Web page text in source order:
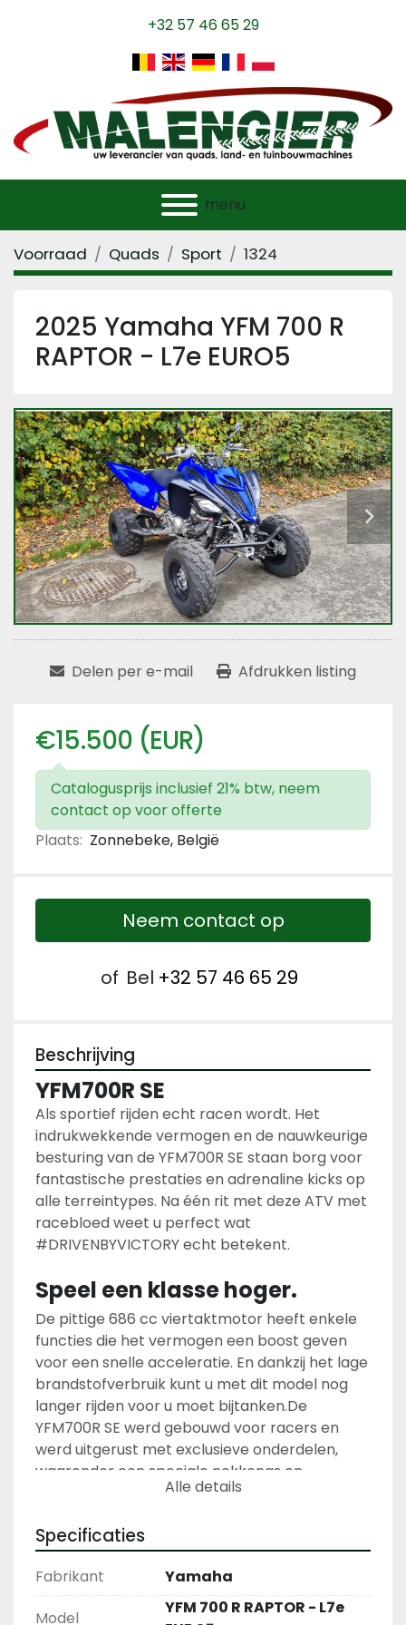
+32 57 46 65 29
menu
Voorraad Quads Sport 1324
2025 Yamaha YFM 700 R
RAPTOR - L7e EURO5
Delen per e-mail Afdrukken listing
€15.500 (EUR)
Catalogusprijs inclusief 21% btw, neem
contact op voor offerte
Plaats: Zonnebeke, België
Neem contact op
of Bel +32 57 46 65 29
Beschrijving
YFM700R SE
Als sportief rijden echt racen wordt. Het
indrukwekkende vermogen en de nauwkeurige
besturing van de YFM700R SE staan borg voor
fantastische prestaties en adrenaline kicks op
alle terreintypes. Na één rit met deze ATV met
racebloed weet u perfect wat
#DRIVENBYVICTORY echt betekent.
Speel een klasse hoger.
De pittige 686 cc viertaktmotor heeft enkele
functies die het vermogen een boost geven
voor een snelle acceleratie. En dankzij het lage
brandstofverbruik kunt u met dit model nog
langer rijden voor u moet bijtanken.De
YFM700R SE werd gebouwd voor racers en
werd uitgerust met exclusieve onderdelen,
waaronder een speciale nokkenas en
brandstofmapping met racetechnologie. Met
inch Maxxis banden is de YFM700R SE gebouwd
om te winnen.
Alle details
Specificaties
Fabrikant
Yamaha
Model
YFM 700 R RAPTOR - L7e